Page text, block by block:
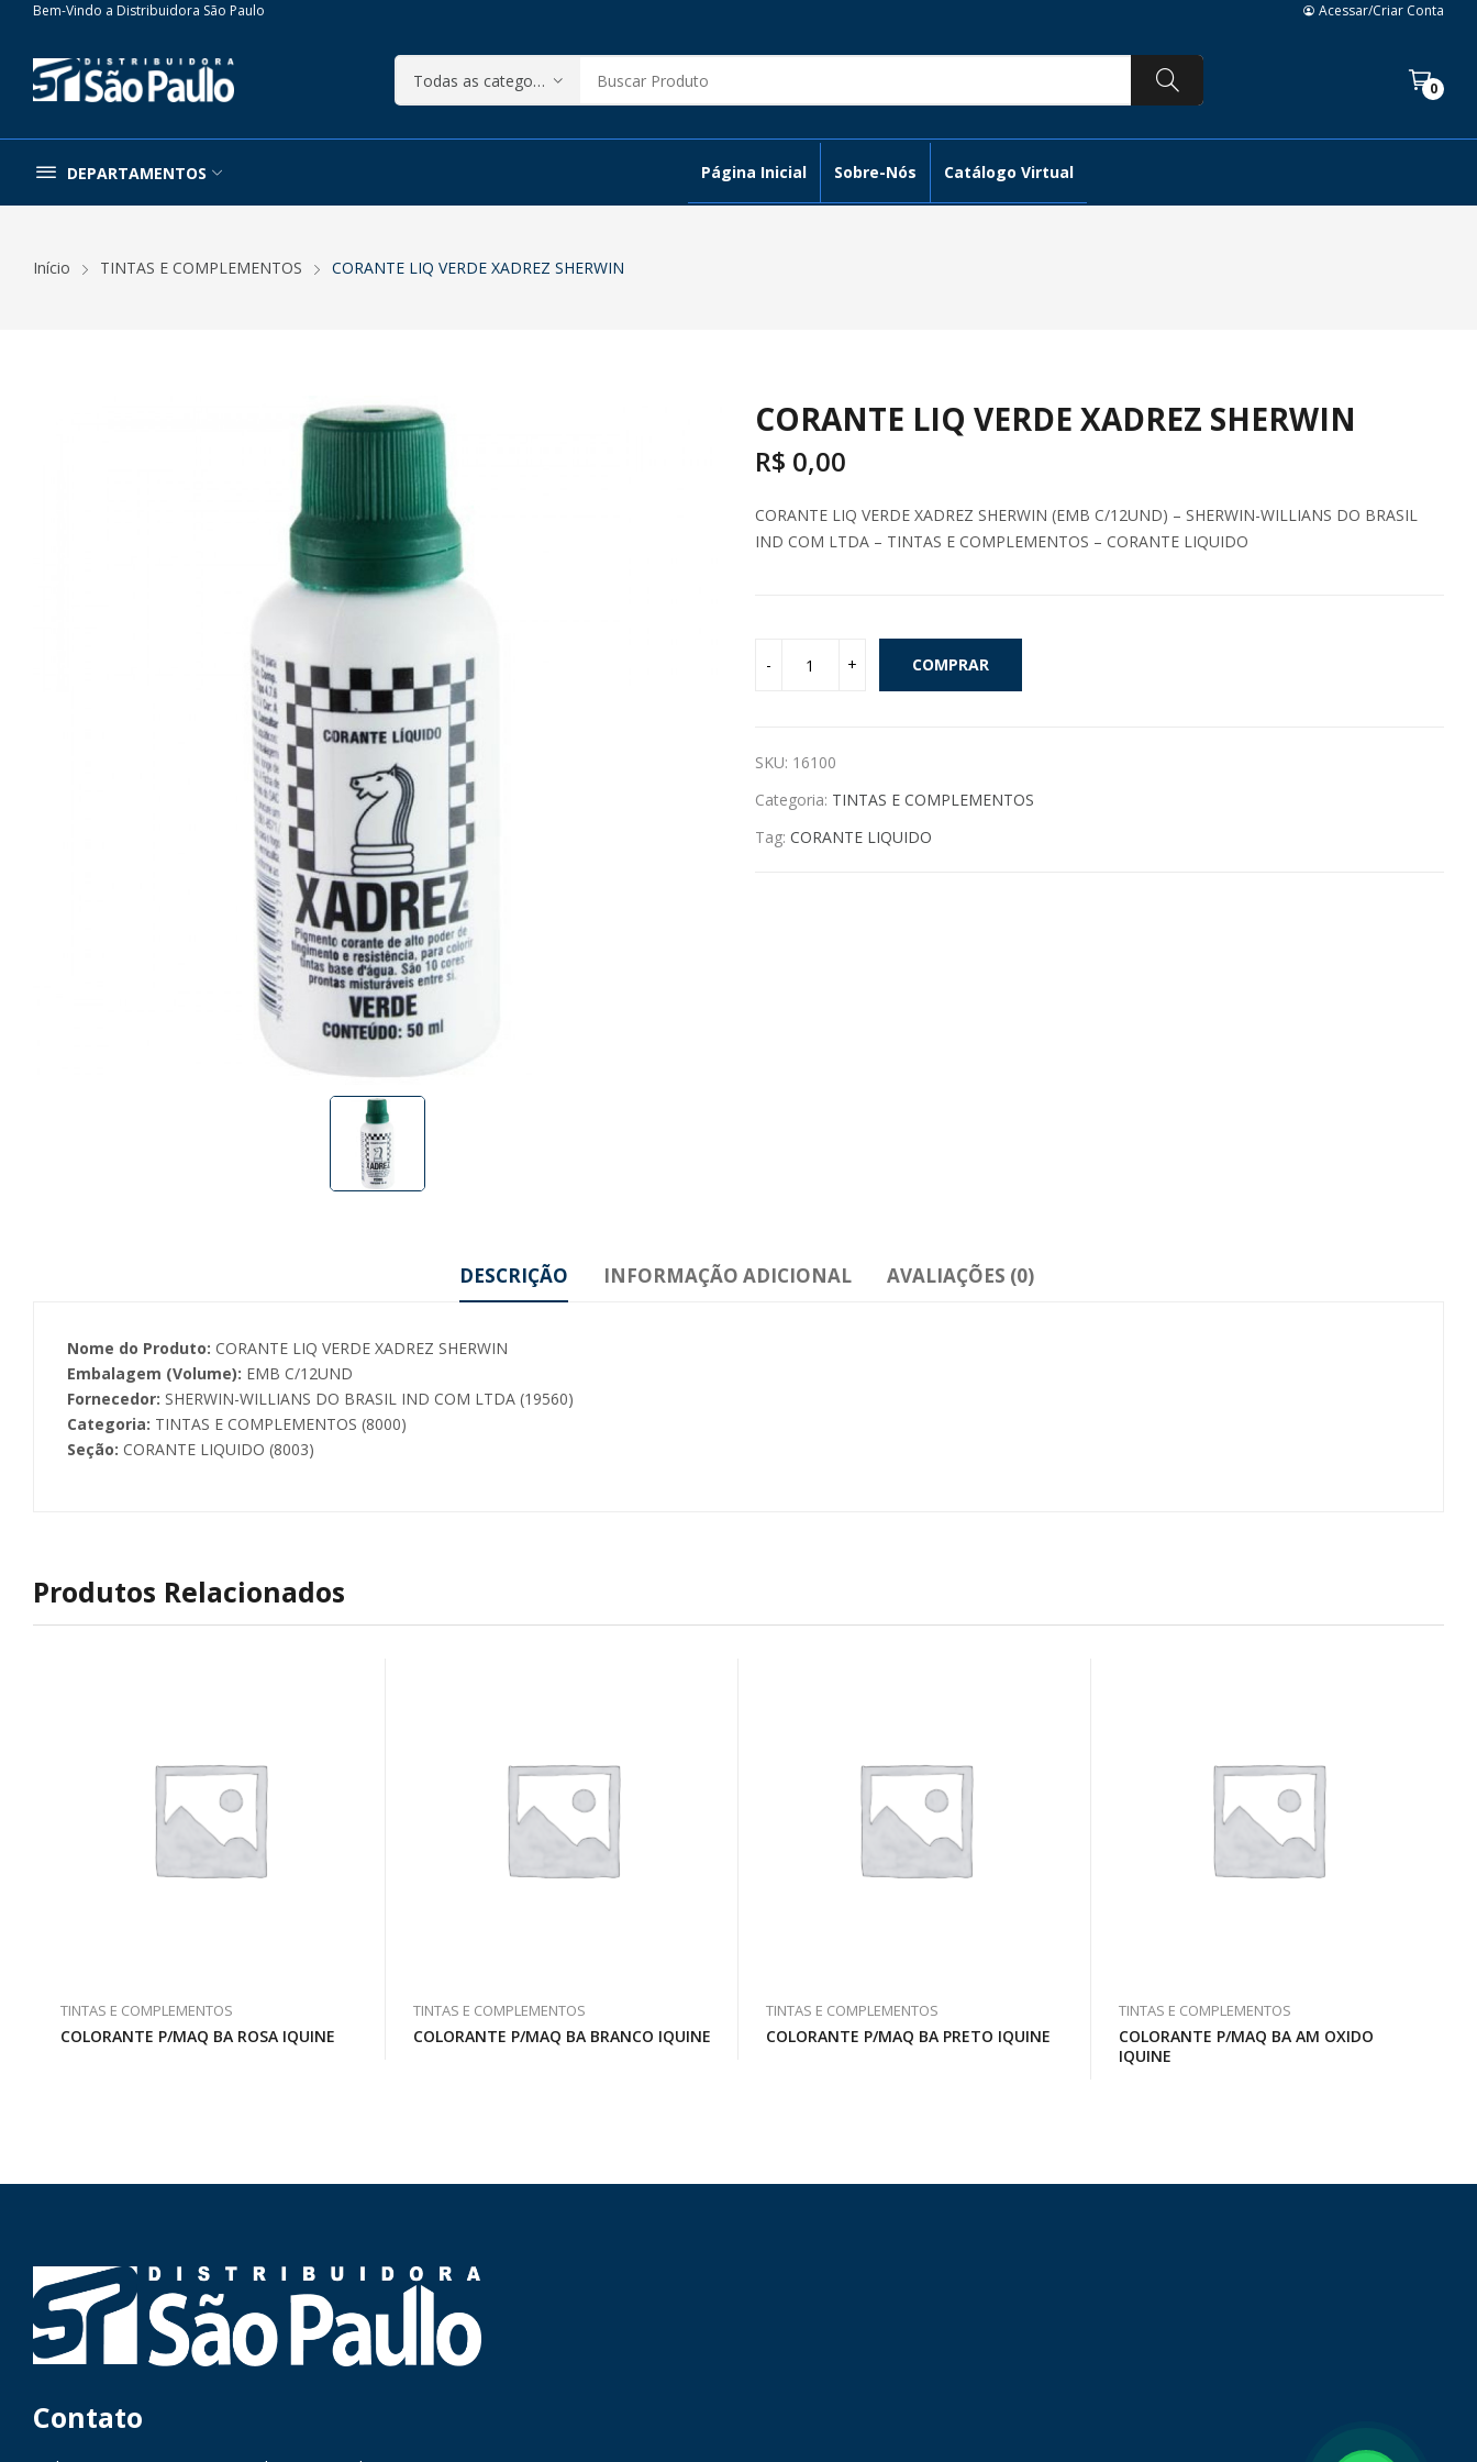
Bem-Vindo a Distribuidora São Paulo Acessar/Criar Conta
0
DEPARTAMENTOS Página Inicial Sobre-Nós Catálogo Virtual
Início TINTAS E COMPLEMENTOS CORANTE LIQ VERDE XADREZ SHERWIN
CORANTE LIQ VERDE XADREZ SHERWIN
R$ 0,00
CORANTE LIQ VERDE XADREZ SHERWIN (EMB C/12UND) – SHERWIN-WILLIANS DO BRASIL
IND COM LTDA – TINTAS E COMPLEMENTOS – CORANTE LIQUIDO
COMPRAR
SKU: 16100
Categoria: TINTAS E COMPLEMENTOS
Tag: CORANTE LIQUIDO
DESCRIÇÃO INFORMAÇÃO ADICIONAL AVALIAÇÕES (0)
Nome do Produto: CORANTE LIQ VERDE XADREZ SHERWIN
Embalagem (Volume): EMB C/12UND
Fornecedor: SHERWIN-WILLIANS DO BRASIL IND COM LTDA (19560)
Categoria: TINTAS E COMPLEMENTOS (8000)
Seção: CORANTE LIQUIDO (8003)
Produtos Relacionados
TINTAS E COMPLEMENTOS
COLORANTE P/MAQ BA ROSA IQUINE
TINTAS E COMPLEMENTOS
COLORANTE P/MAQ BA BRANCO IQUINE
TINTAS E COMPLEMENTOS
COLORANTE P/MAQ BA PRETO IQUINE
TINTAS E COMPLEMENTOS
COLORANTE P/MAQ BA AM OXIDO
IQUINE
Contato